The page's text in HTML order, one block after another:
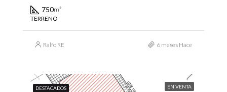
750m²
TERRENO
Ralfo RE 6 meses Hace
DESTACADOS EN VENTA